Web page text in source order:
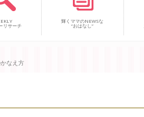
リサーチ
輝くママのNEWSな
“おはなし”
なえ方